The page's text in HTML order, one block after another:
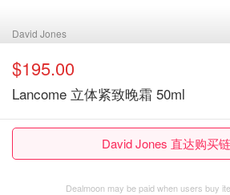
David Jones
$195.00
Lancome 立体紧致晚霜 50ml
David Jones 直达购买
Dealmoon may be paid when users buy